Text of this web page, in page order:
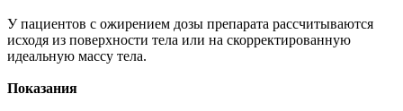
У пациентов с ожирением дозы препарата рассчитываются
исходя из поверхности тела или на скорректированную
идеальную массу тела.
Показания